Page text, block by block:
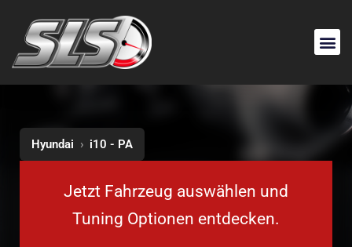
Hyundai › i10 - PA
Jetzt Fahrzeug auswählen und
Tuning Optionen entdecken.